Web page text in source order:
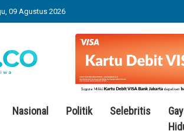
09 Agustus 2026
Nasional Politik Selebritis